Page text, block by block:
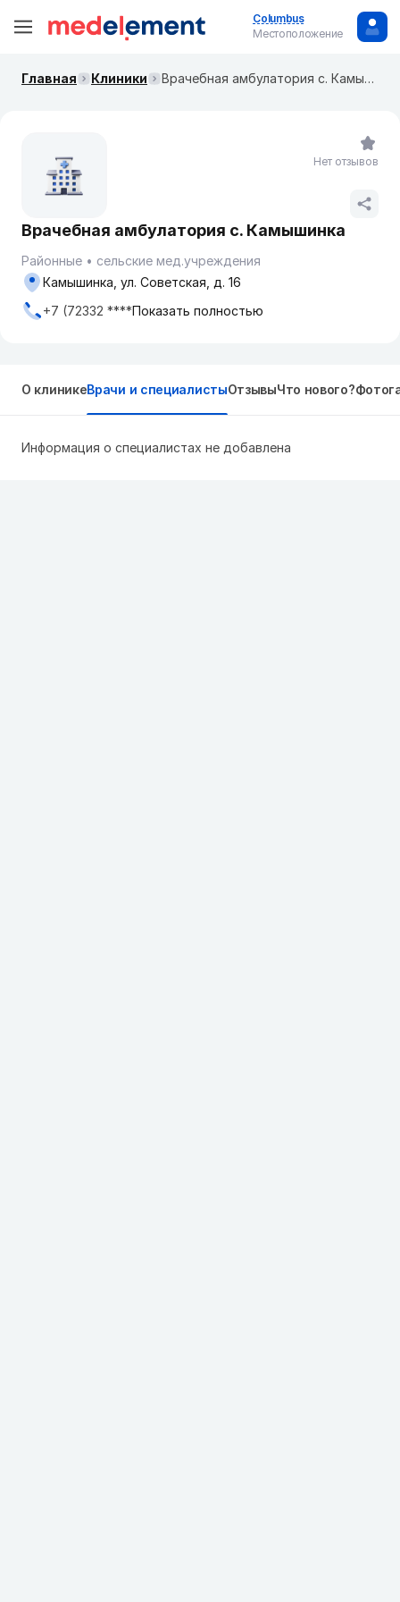
Columbus
Местоположение
Главная Клиники Врачебная амбулатория с. Камышинка
Врачебная амбулатория с. Камышинка
Районные
сельские мед.учреждения
Камышинка, ул. Советская, д. 16
+7 (72332 ****Показать полностью
Нет отзывов
О клиникеВрачи и специалистыОтзывыЧто нового?
Информация о специалистах не добавлена